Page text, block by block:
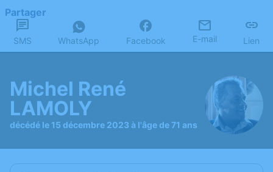
Partager
SMS WhatsApp Facebook E-mail Lien
Michel René
LAMOLY
décédé le 15 décembre 2023 à l'âge de 71 ans